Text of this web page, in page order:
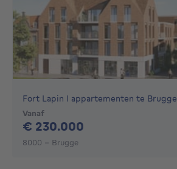
Fort Lapin I appartementen te Brugge
Vanaf
€ 230.000
8000 - Brugge